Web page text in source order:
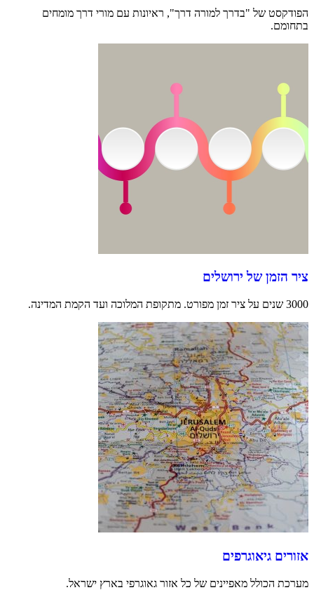
הפודקסט של "בדרך למורה דרך", ראיונות עם מורי דרך מומחים
בתחומם.
ציר הזמן של ירושלים
3000 שנים על ציר זמן מפורט. מתקופת המלוכה ועד הקמת המדינה.
אזורים גיאוגרפים
מערכת הכולל מאפיינים של כל אזור גאוגרפי בארץ ישראל.